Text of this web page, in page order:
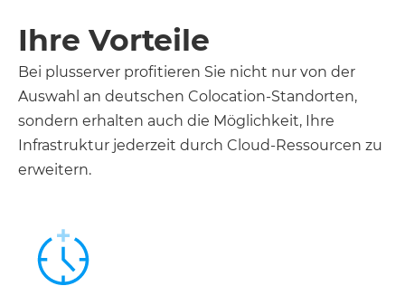
Ihre Vorteile
Bei plusserver profitieren Sie nicht nur von der
Auswahl an deutschen Colocation-Standorten,
sondern erhalten auch die Möglichkeit, Ihre
Infrastruktur jederzeit durch Cloud-Ressourcen zu
erweitern.